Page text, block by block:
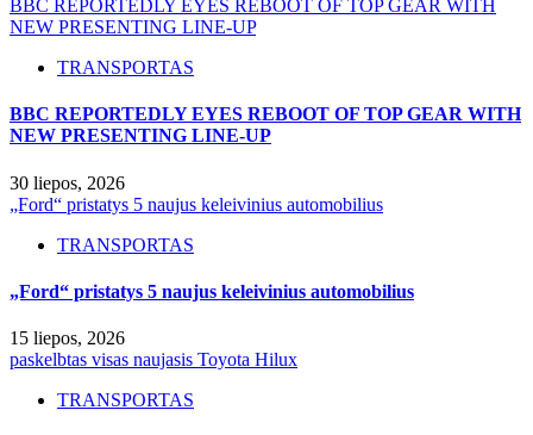
BBC REPORTEDLY EYES REBOOT OF TOP GEAR WITH
NEW PRESENTING LINE-UP
TRANSPORTAS
BBC REPORTEDLY EYES REBOOT OF TOP GEAR WITH
NEW PRESENTING LINE-UP
30 liepos, 2026
„Ford“ pristatys 5 naujus keleivinius automobilius
TRANSPORTAS
„Ford“ pristatys 5 naujus keleivinius automobilius
15 liepos, 2026
paskelbtas visas naujasis Toyota Hilux
TRANSPORTAS